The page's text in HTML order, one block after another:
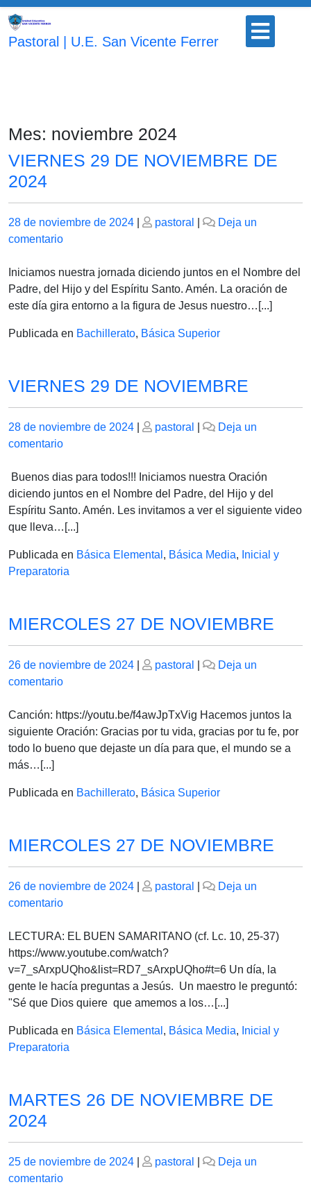
Saltar
contenido
Pastoral | U.E. San Vicente Ferrer
Botón
abrir
Mes: noviembre 2024
VIERNES 29 DE NOVIEMBRE DE
2024
Publicado
el
28 de noviembre de 2024
Publicado
pastoral
Deja un
comentarioen
29
DE
NOVIEMBRE
2024
Iniciamos nuestra jornada diciendo juntos en el Nombre del
Padre, del Hijo y del Espíritu Santo. Amén. La oración de
este día gira entorno a la figura de Jesus nuestro…[...]
Publicada en Bachillerato, Básica Superior
VIERNES 29 DE NOVIEMBRE
Publicado
el
28 de noviembre de 2024
Publicado
pastoral
Deja un
comentarioen
29
DE
NOVIEMBRE
Buenos dias para todos!!! Iniciamos nuestra Oración
diciendo juntos en el Nombre del Padre, del Hijo y del
Espíritu Santo. Amén. Les invitamos a ver el siguiente video
que lleva…[...]
Publicada en Básica Elemental , Básica Media, Inicial y
Preparatoria
MIERCOLES 27 DE NOVIEMBRE
Publicado
el
26 de noviembre de 2024
Publicado
pastoral
Deja un
comentarioen
27
DE
NOVIEMBRE
Canción: https://youtu.be/f4awJpTxVig Hacemos juntos la
siguiente Oración: Gracias por tu vida, gracias por tu fe, por
todo lo bueno que dejaste un día para que, el mundo se a
más…[...]
Publicada en Bachillerato, Básica Superior
MIERCOLES 27 DE NOVIEMBRE
Publicado
el
26 de noviembre de 2024
Publicado
pastoral
Deja un
comentarioen
27
DE
NOVIEMBRE
LECTURA: EL BUEN SAMARITANO (cf. Lc. 10, 25-37)
https://www.youtube.com/watch?
v=7_sArxpUQho&list=RD7_sArxpUQho#t=6 Un día, la
gente le hacía preguntas a Jesús. Un maestro le preguntó:
"Sé que Dios quiere que amemos a los…[...]
Publicada en Básica Elemental , Básica Media, Inicial y
Preparatoria
MARTES 26 DE NOVIEMBRE DE
2024
Publicado
el
25 de noviembre de 2024
Publicado
pastoral
Deja un
comentarioen